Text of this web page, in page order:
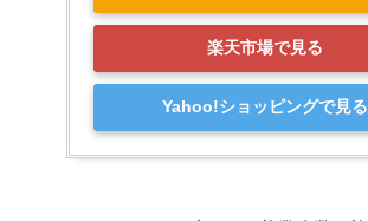
楽天市場で見る
Yahoo!ショッピングで見る